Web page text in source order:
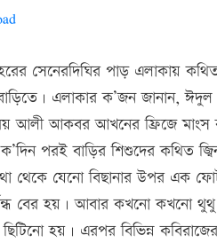
সেনেরদিঘির পাড় এলাকায়
এলাকার ক’জন জানান,
আলী আকবর আখনের ফ্রিজে মাংস
পরই বাড়ির শিশুদের কথিত
থেকে যেনো বিছানার উপর এক
বের হয়। আবার কখনো কখনো থুথু
হয়। এরপর বিভিন্ন